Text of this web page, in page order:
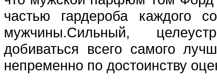
частью гардероба каждого
мужчины.Сильный,
добиваться всего самого
непременно по достоинству